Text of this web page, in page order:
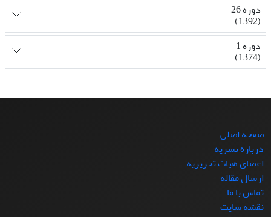
دوره 26
(1392)
دوره 1
(1374)
صفحه اصلی
درباره نشریه
اعضای هیات تحریریه
ارسال مقاله
تماس با ما
نقشه سایت